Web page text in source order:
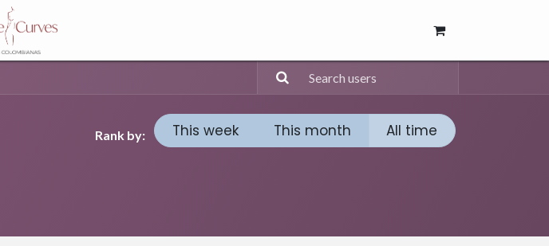
Rank by: This week This month All time